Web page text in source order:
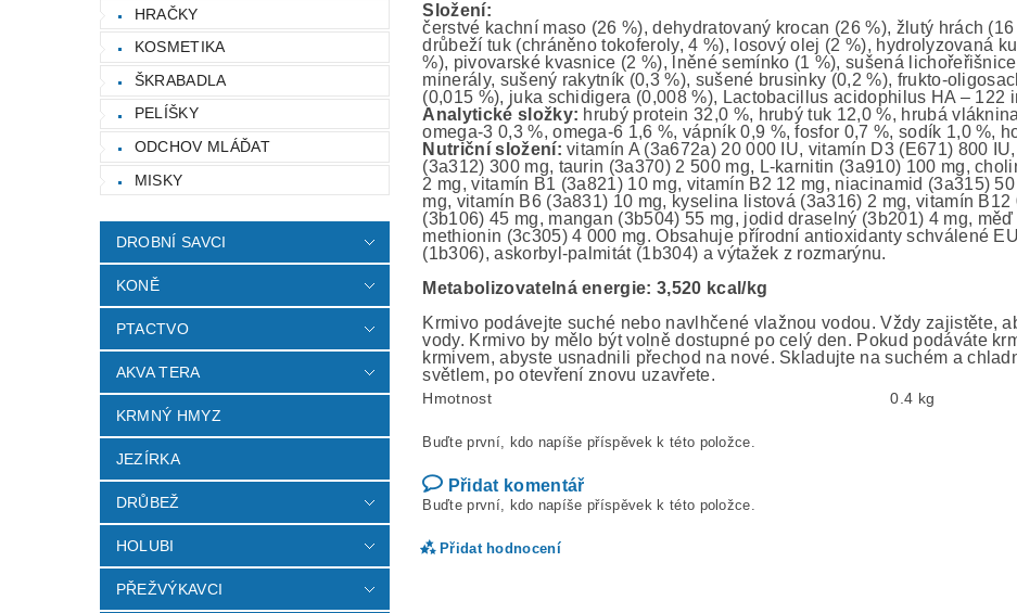
HRAČKY
KOSMETIKA
ŠKRABADLA
PELÍŠKY
ODCHOV MLÁĎAT
MISKY
DROBNÍ SAVCI
KONĚ
PTACTVO
AKVA TERA
KRMNÝ HMYZ
JEZÍRKA
DRŮBEŽ
HOLUBI
PŘEŽVÝKAVCI
Složení:
čerstvé kachní maso (26 %), dehydratovaný krocan (26 %), žlutý hrách
drůbeží tuk (chráněno tokoferoly, 4 %), losový olej (2 %), hydrolyzovaná
%), pivovarské kvasnice (2 %), lněné semínko (1 %), sušená
minerály, sušený rakytník (0,3 %), sušené brusinky (0,2 %), frukto-
(0,015 %), juka schidigera (0,008 %), Lactobacillus acidophilus HA – 122
Analytické složky: hrubý protein 32,0 %, hrubý tuk 12,0 %, hrubá
omega-3 0,3 %, omega-6 1,6 %, vápník 0,9 %, fosfor 0,7 %, sodík 1,0 %,
Nutriční složení: vitamín A (3a672a) 20 000 IU, vitamín D3 (E671) 800
(3a312) 300 mg, taurin (3a370) 2 500 mg, L-karnitin (3a910) 100 mg,
2 mg, vitamín B1 (3a821) 10 mg, vitamín B2 12 mg, niacinamid (3a315)
mg, vitamín B6 (3a831) 10 mg, kyselina listová (3a316) 2 mg, vitamín
(3b106) 45 mg, mangan (3b504) 55 mg, jodid draselný (3b201) 4 mg,
methionin (3c305) 4 000 mg. Obsahuje přírodní antioxidanty schválené
(1b306), askorbyl-palmitát (1b304) a výtažek z rozmarýnu.
Metabolizovatelná energie: 3,520 kcal/kg
Krmivo podávejte suché nebo navlhčené vlažnou vodou. Vždy zajistěte,
vody. Krmivo by mělo být volně dostupné po celý den. Pokud podáváte
krmivem, abyste usnadnili přechod na nové. Skladujte na suchém a
světlem, po otevření znovu uzavřete.
Hmotnost 0.4 kg
Buďte první, kdo napíše příspěvek k této položce.
Přidat komentář
Buďte první, kdo napíše příspěvek k této položce.
Přidat hodnocení